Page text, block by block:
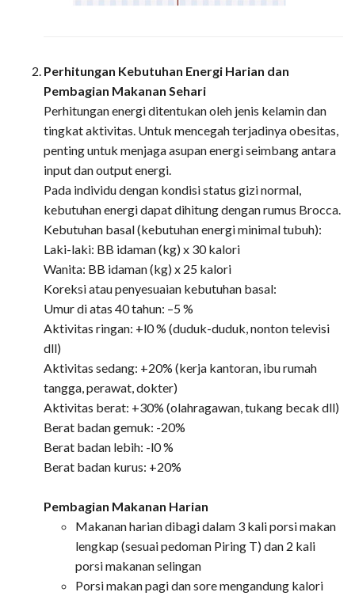
Perhitungan Kebutuhan Energi Harian dan
Pembagian Makanan Sehari
Perhitungan energi ditentukan oleh jenis kelamin dan
tingkat aktivitas. Untuk mencegah terjadinya obesitas,
penting untuk menjaga asupan energi seimbang antara
input dan output energi.
Pada individu dengan kondisi status gizi normal,
kebutuhan energi dapat dihitung dengan rumus Brocca.
Kebutuhan basal (kebutuhan energi minimal tubuh):
Laki-laki: BB idaman (kg) x 30 kalori
Wanita: BB idaman (kg) x 25 kalori
Koreksi atau penyesuaian kebutuhan basal:
Umur di atas 40 tahun: –5 %
Aktivitas ringan: +l0 % (duduk-duduk, nonton televisi
dll)
Aktivitas sedang: +20% (kerja kantoran, ibu rumah
tangga, perawat, dokter)
Aktivitas berat: +30% (olahragawan, tukang becak dll)
Berat badan gemuk: -20%
Berat badan lebih: -l0 %
Berat badan kurus: +20%
Pembagian Makanan Harian
Makanan harian dibagi dalam 3 kali porsi makan
lengkap (sesuai pedoman Piring T) dan 2 kali
porsi makanan selingan
Porsi makan pagi dan sore mengandung kalori